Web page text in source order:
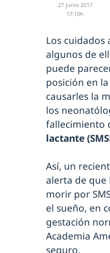
27 junio 2017
17:10h
Los cuidados
algunos de
puede
posición en
causarles la
los
fallecimiento
lactante
Así, un
alerta de que
morir por
el sueño, en
gestación
Academia
seguro.